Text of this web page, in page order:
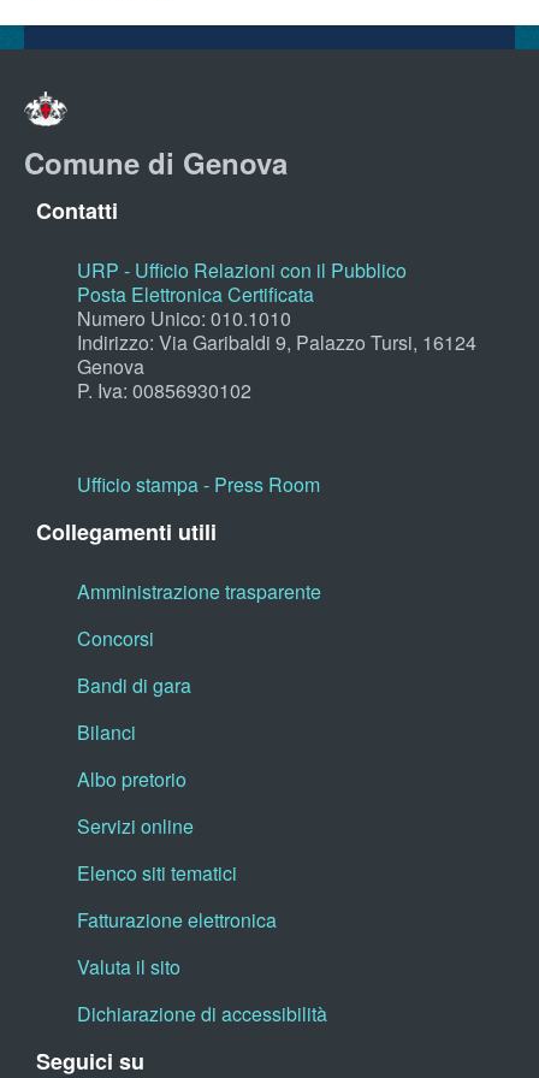
Comune di Genova
Contatti
URP - Ufficio Relazioni con il Pubblico
Posta Elettronica Certificata
Numero Unico: 010.1010
Indirizzo: Via Garibaldi 9, Palazzo Tursi, 16124
Genova
P. Iva: 00856930102
Ufficio stampa - Press Room
Collegamenti utili
Amministrazione trasparente
Concorsi
Bandi di gara
Bilanci
Albo pretorio
Servizi online
Elenco siti tematici
Fatturazione elettronica
Valuta il sito
Dichiarazione di accessibilità
Seguici su